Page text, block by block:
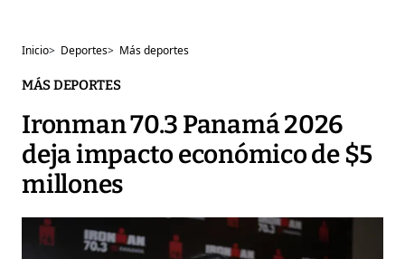
Inicio> Deportes> Más deportes
MÁS DEPORTES
Ironman 70.3 Panamá 2026
deja impacto económico de $5
millones